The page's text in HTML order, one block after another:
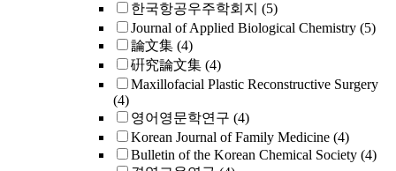
한국항공우주학회지 (5)
Journal of Applied Biological Chemistry (5)
論文集 (4)
硏究論文集 (4)
Maxillofacial Plastic Reconstructive Surgery
(4)
영어영문학연구 (4)
Korean Journal of Family Medicine (4)
Bulletin of the Korean Chemical Society (4)